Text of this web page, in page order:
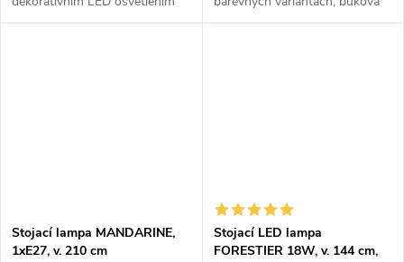
po celé délce těla lampy.
nebo dubová podstava.
Stojací lampa MANDARINE,
1xE27, v. 210 cm
Stojací LED lampa
FORESTIER 18W, v. 144 cm,